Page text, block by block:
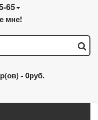
65
мне!
-0руб.